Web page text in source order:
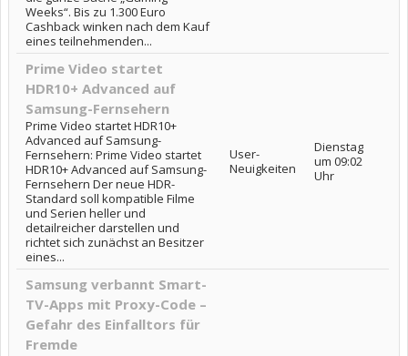
Weeks“. Bis zu 1.300 Euro
Cashback winken nach dem Kauf
eines teilnehmenden...
Prime Video startet
HDR10+ Advanced auf
Samsung-Fernsehern
Prime Video startet HDR10+
Advanced auf Samsung-
Fernsehern: Prime Video startet
HDR10+ Advanced auf Samsung-
Fernsehern Der neue HDR-
Standard soll kompatible Filme
und Serien heller und
detailreicher darstellen und
richtet sich zunächst an Besitzer
eines...
User-
Neuigkeiten
Dienstag
um 09:02
Uhr
Samsung verbannt Smart-
TV-Apps mit Proxy-Code –
Gefahr des Einfalltors für
Fremde